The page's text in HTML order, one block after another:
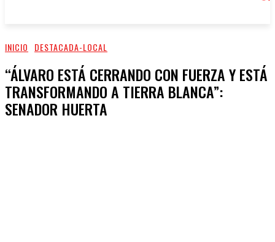
INICIO DESTACADA-LOCAL
“ÁLVARO ESTÁ CERRANDO CON FUERZA Y ESTÁ
TRANSFORMANDO A TIERRA BLANCA”:
SENADOR HUERTA